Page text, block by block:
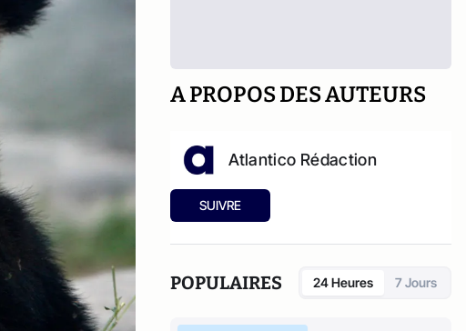
A PROPOS DES AUTEURS
Atlantico Rédaction
SUIVRE
POPULAIRES 24 Heures 7 Jours